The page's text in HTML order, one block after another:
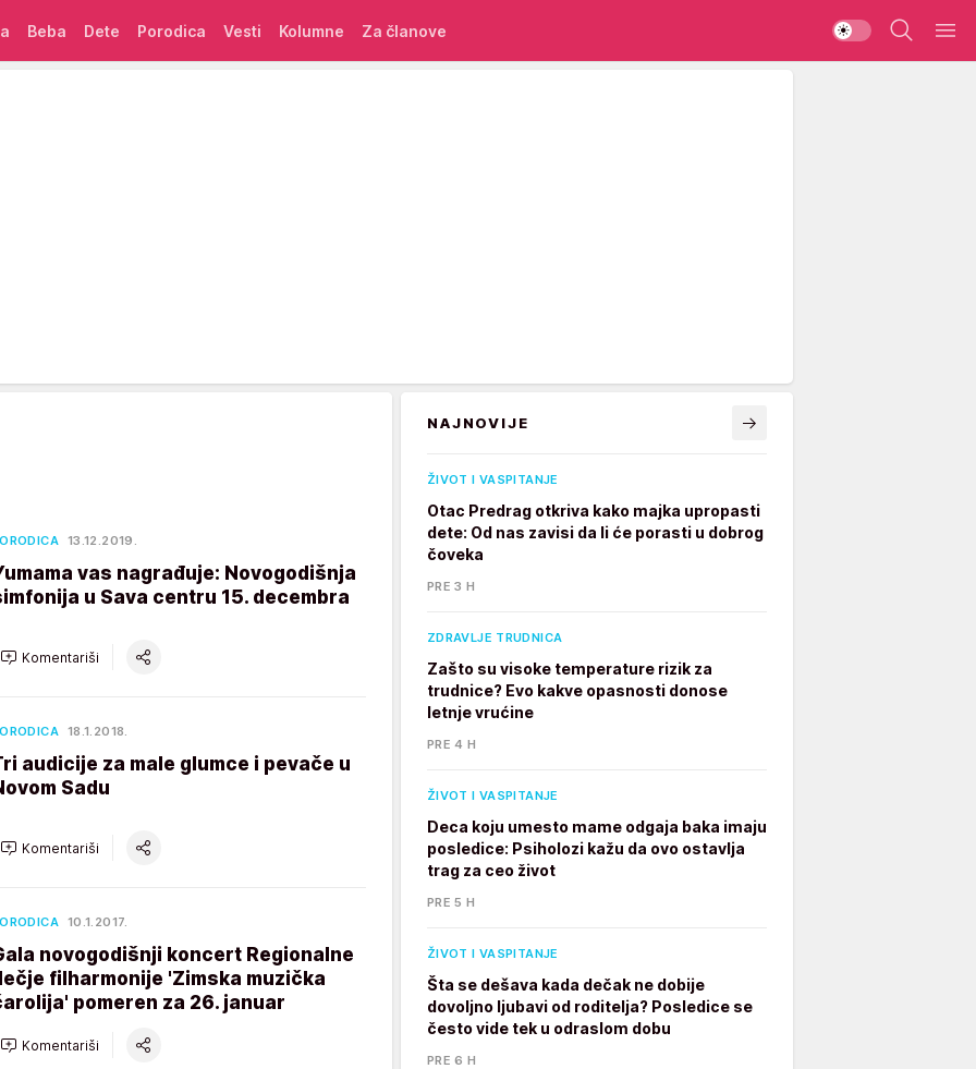
Beba Dete Porodica Vesti Kolumne Za članove
13.12.2019.
vas nagrađuje: Novogodišnja
u Sava centru 15. decembra
Komentariši
18.1.2018.
audicije za male glumce i pevače u
Sadu
Komentariši
10.1.2017.
novogodišnji koncert Regionalne
filharmonije 'Zimska muzička
pomeren za 26. januar
Komentariši
NAJNOVIJE
ŽIVOT I VASPITANJE
Otac Predrag otkriva kako majka upropasti
dete: Od nas zavisi da li će porasti u dobrog
čoveka
PRE 3 H
ZDRAVLJE TRUDNICA
Zašto su visoke temperature rizik za
trudnice? Evo kakve opasnosti donose
letnje vrućine
PRE 4 H
ŽIVOT I VASPITANJE
Deca koju umesto mame odgaja baka imaju
posledice: Psiholozi kažu da ovo ostavlja
trag za ceo život
PRE 5 H
ŽIVOT I VASPITANJE
Šta se dešava kada dečak ne dobije
dovoljno ljubavi od roditelja? Posledice se
često vide tek u odraslom dobu
PRE 6 H